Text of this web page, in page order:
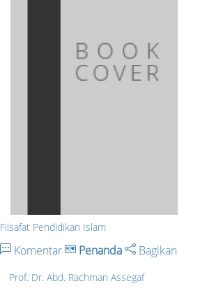
Filsafat Pendidikan Islam
Komentar Penanda Bagikan
Prof. Dr. Abd. Rachman Assegaf